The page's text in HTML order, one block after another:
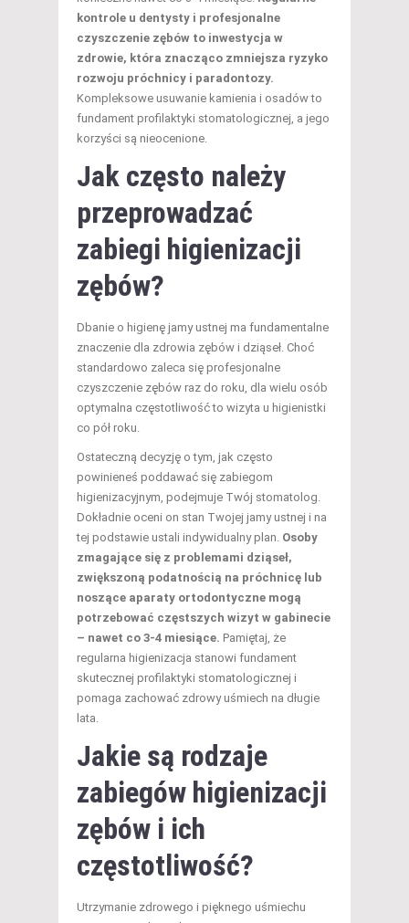
kontrole u dentysty i profesjonalne
czyszczenie zębów to inwestycja w
zdrowie, która znacząco zmniejsza ryzyko
rozwoju próchnicy i paradontozy.
Kompleksowe usuwanie kamienia i osadów to
fundament profilaktyki stomatologicznej, a jego
korzyści są nieocenione.
Jak często należy
przeprowadzać
zabiegi higienizacji
zębów?
Dbanie o higienę jamy ustnej ma fundamentalne
znaczenie dla zdrowia zębów i dziąseł. Choć
standardowo zaleca się profesjonalne
czyszczenie zębów raz do roku, dla wielu osób
optymalna częstotliwość to wizyta u higienistki
co pół roku.
Ostateczną decyzję o tym, jak często
powinieneś poddawać się zabiegom
higienizacyjnym, podejmuje Twój stomatolog.
Dokładnie oceni on stan Twojej jamy ustnej i na
tej podstawie ustali indywidualny plan. Osoby
zmagające się z problemami dziąseł,
zwiększoną podatnością na próchnicę lub
noszące aparaty ortodontyczne mogą
potrzebować częstszych wizyt w gabinecie
– nawet co 3-4 miesiące. Pamiętaj, że
regularna higienizacja stanowi fundament
skutecznej profilaktyki stomatologicznej i
pomaga zachować zdrowy uśmiech na długie
lata.
Jakie są rodzaje
zabiegów higienizacji
zębów i ich
częstotliwość?
Utrzymanie zdrowego i pięknego uśmiechu